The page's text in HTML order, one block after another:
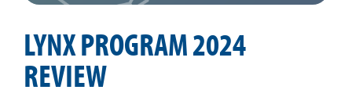
LYNX PROGRAM 2024
REVIEW